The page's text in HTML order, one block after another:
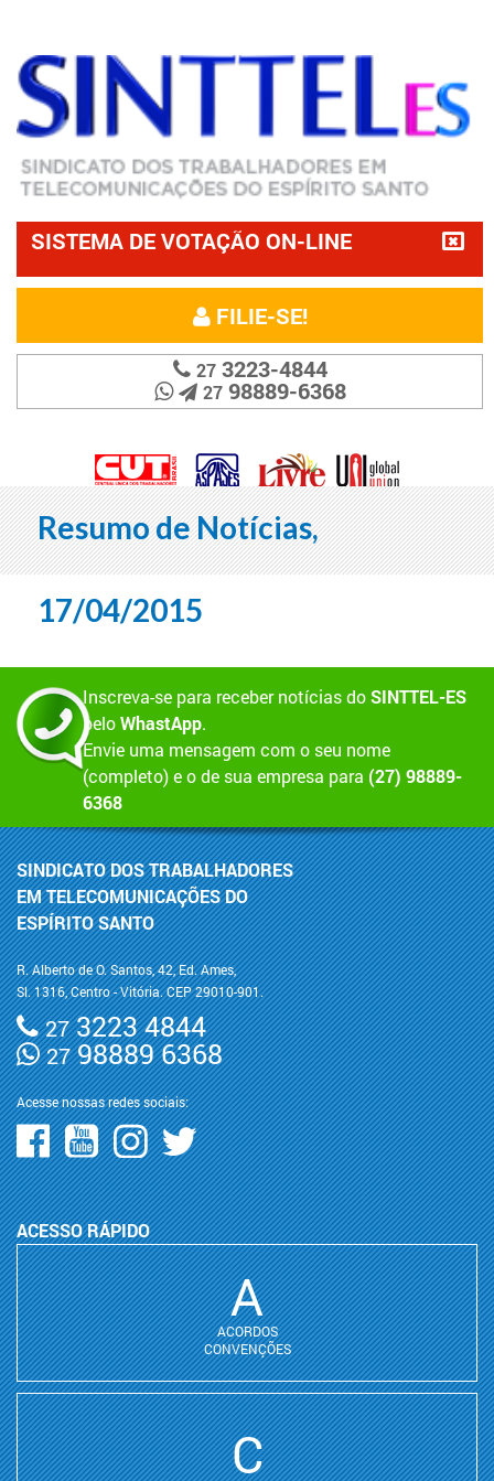
SISTEMA DE VOTAÇÃO ON-LINE
FILIE-SE!
273223-4844
2798889-6368
Resumo de Notícias,
17/04/2015
Inscreva-se para receber notícias doSINTTEL-ES
peloWhastApp.
Envie uma mensagem com o seu nome
(completo) e o de sua empresa para (27) 98889-
6368
SINDICATO DOS TRABALHADORES
EM TELECOMUNICAÇÕES DO
ESPÍRITO SANTO
R. Alberto de O. Santos, 42, Ed. Ames,
Sl. 1316, Centro - Vitória. CEP 29010-901.
273223 4844
2798889 6368
Acesse nossas redes sociais:
ACESSO RÁPIDO
A
ACORDOS
CONVENÇÕES
C